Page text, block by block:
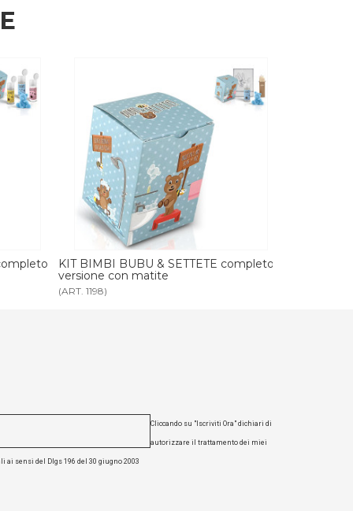
KIT BIMBI BUBU & SETTETE completo
versione con bavaglio
(ART. 2827)
Cliccando su "Iscriviti Ora" dichiari di
autorizzare il trattamento dei miei
ai sensi del Dlgs 196 del 30 giugno 2003